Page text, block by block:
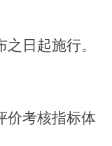
日起施行。
价考核指标体